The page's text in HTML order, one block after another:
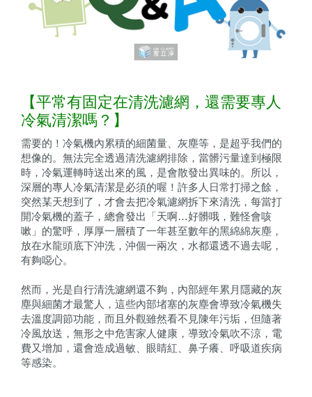
【平常有固定在清洗濾網，還需要專人
冷氣清潔嗎？】
需要的！冷氣機內累積的細菌量、灰塵等，是超乎我們的
想像的。無法完全透過清洗濾網排除，當髒污量達到極限
時，冷氣運轉時送出來的風，是會散發出異味的。所以，
深層的專人冷氣清潔是必須的喔！許多人日常打掃之餘，
突然某天想到了，才會去把冷氣濾網拆下來清洗，每當打
開冷氣機的蓋子，總會發出「天啊…好髒哦，難怪會咳
嗽」的驚呼，厚厚一層積了一年甚至數年的黑綿綿灰塵，
放在水龍頭底下沖洗，沖個一兩次，水都還透不過去呢，
有夠噁心。
然而，光是自行清洗濾網還不夠，內部經年累月隱藏的灰
塵與細菌才最驚人，這些內部堵塞的灰塵會導致冷氣機失
去溫度調節功能，而且外觀雖然看不見陳年污垢，但隨著
冷風放送，無形之中危害家人健康，導致冷氣吹不涼，電
費又增加，還會造成過敏、眼睛紅、鼻子癢、呼吸道疾病
等感染。